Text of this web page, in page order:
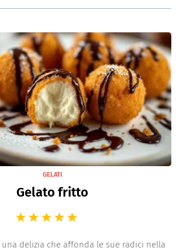
GELATI
Gelato fritto
delizia che affonda le sue radici nella